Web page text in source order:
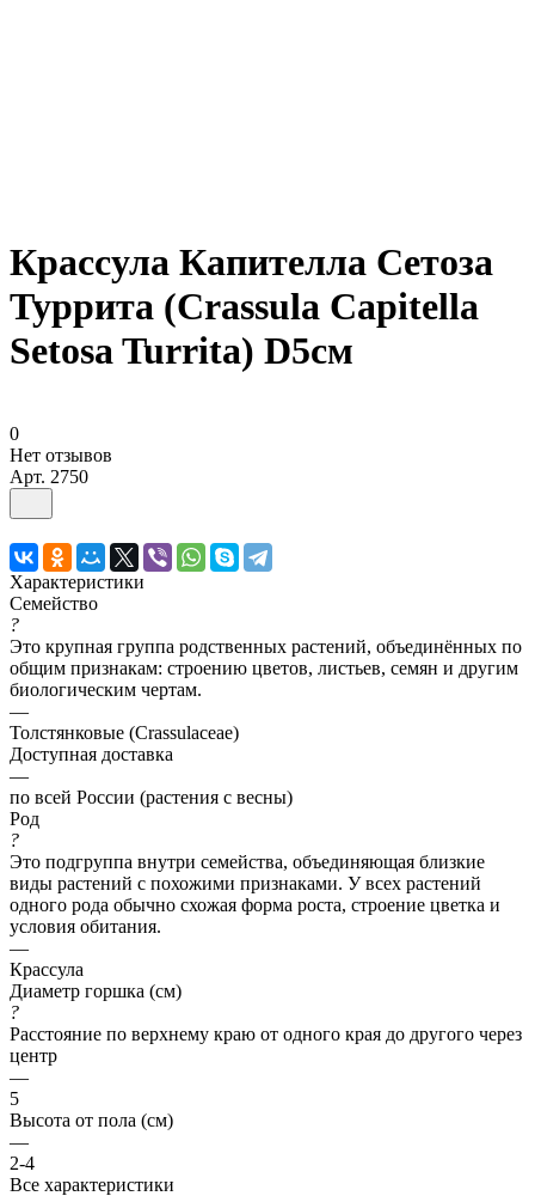
Крассула Капителла Сетоза
Туррита (Crassula Capitella
Setosa Turrita) D5см
0
Нет отзывов
Арт. 2750
Характеристики
Семейство
?
Это крупная группа родственных растений, объединённых по
общим признакам: строению цветов, листьев, семян и другим
биологическим чертам.
—
Толстянковые (Crassulaceae)
Доступная доставка
—
по всей России (растения с весны)
Род
?
Это подгруппа внутри семейства, объединяющая близкие
виды растений с похожими признаками. У всех растений
одного рода обычно схожая форма роста, строение цветка и
условия обитания.
—
Крассула
Диаметр горшка (см)
?
Расстояние по верхнему краю от одного края до другого через
центр
—
5
Высота от пола (см)
—
2-4
Все характеристики